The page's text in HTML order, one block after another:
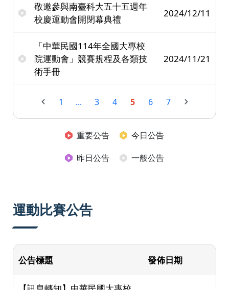
敬邀參與南臺科大五十五週年
校慶運動會開閉幕典禮
2024/12/11
「中華民國114年全國大專校
院運動會」競賽規程及各類技
術手冊
2024/11/21
1 ... 3 4 5 6 7
重要公告
今日公告
昨日公告
一般公告
運動比賽公告
公告標題 發佈日期